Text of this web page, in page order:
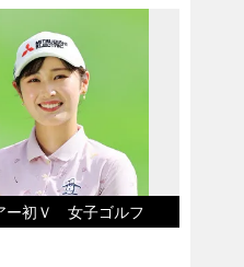
ー初Ｖ 女子ゴルフ